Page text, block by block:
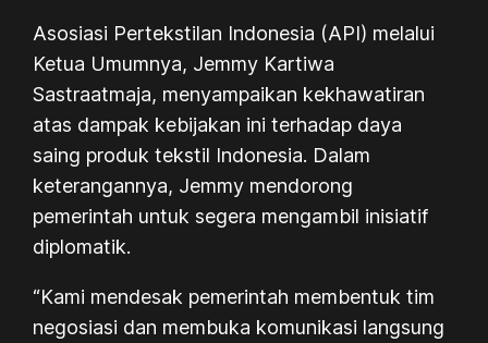
Asosiasi Pertekstilan Indonesia (API) melalui
Ketua Umumnya, Jemmy Kartiwa
Sastraatmaja, menyampaikan kekhawatiran
atas dampak kebijakan ini terhadap daya
saing produk tekstil Indonesia. Dalam
keterangannya, Jemmy mendorong
pemerintah untuk segera mengambil inisiatif
diplomatik.
“Kami mendesak pemerintah membentuk tim
negosiasi dan membuka komunikasi langsung